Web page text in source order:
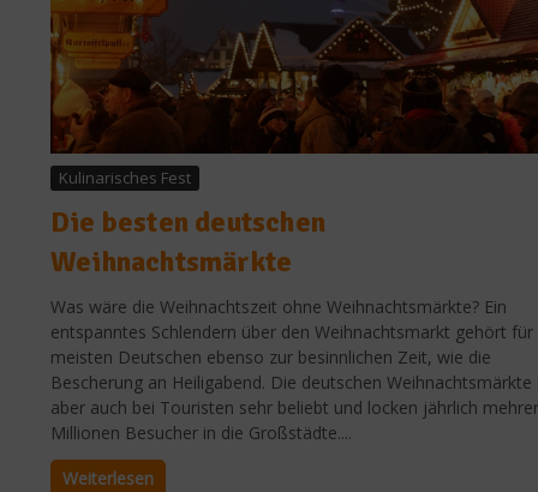
Kulinarisches Fest
Die besten deutschen
Weihnachtsmärkte
Was wäre die Weihnachtszeit ohne Weihnachtsmärkte? Ein
entspanntes Schlendern über den Weihnachtsmarkt gehört für
meisten Deutschen ebenso zur besinnlichen Zeit, wie die
Bescherung an Heiligabend. Die deutschen Weihnachtsmärkte
aber auch bei Touristen sehr beliebt und locken jährlich
Millionen Besucher in die Großstädte....
Weiterlesen